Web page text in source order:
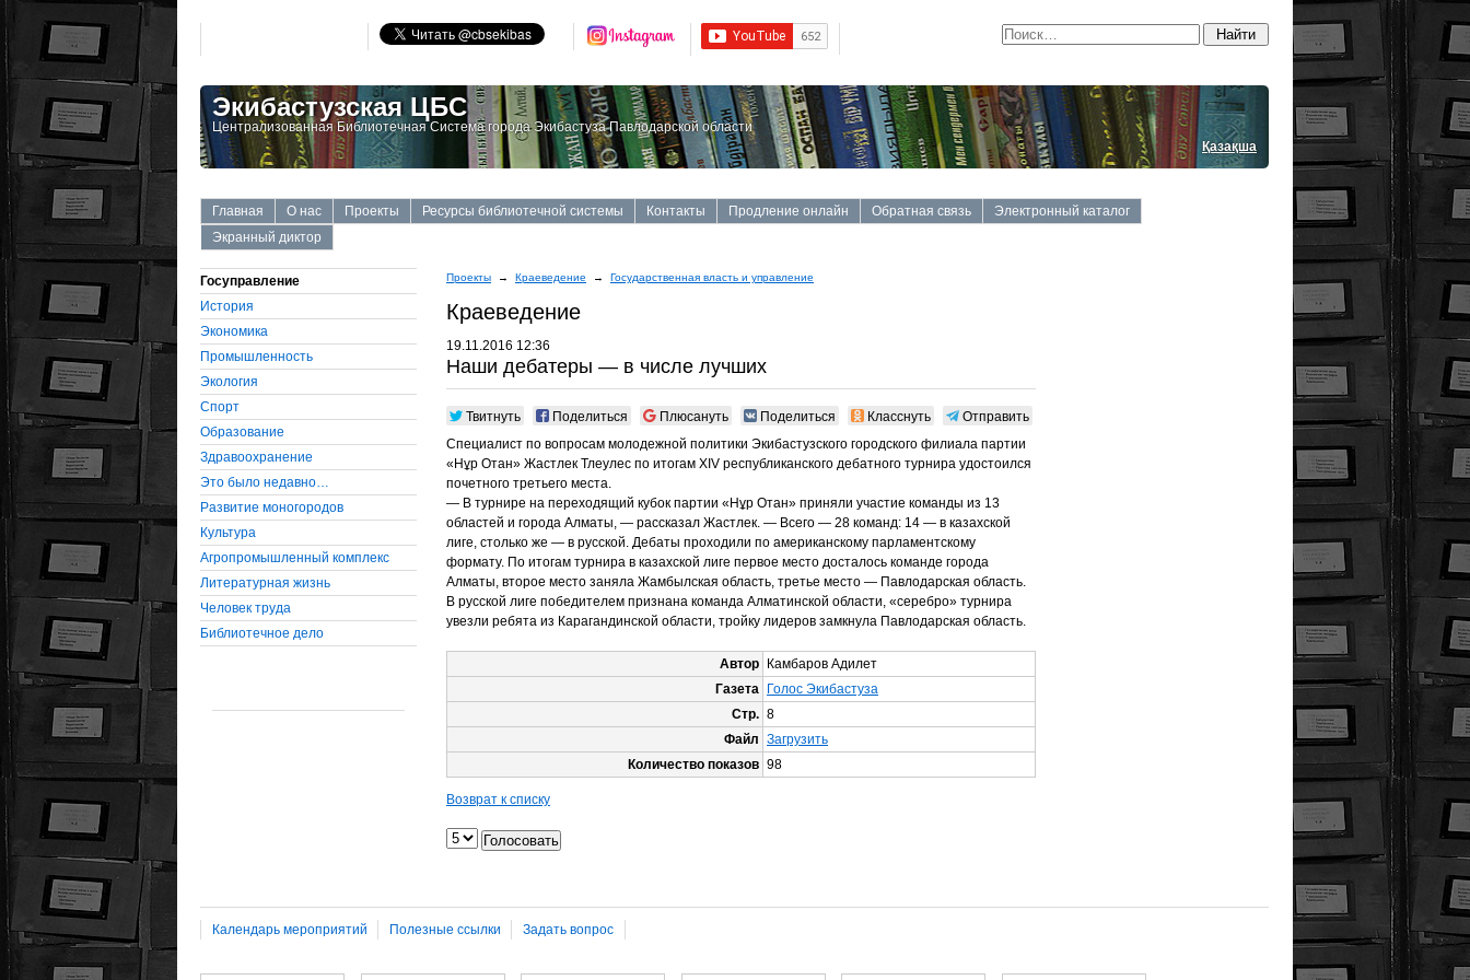
Экибастузская ЦБС
Централизованная Библиотечная Система города Экибастуза Павлодарской области
Қазақша
Главная О нас Проекты Ресурсы библиотечной системы Контакты Продление онлайн Обратная связь
Электронный каталог
Экранный диктор
Госуправление
История
Экономика
Промышленность
Экология
Cпорт
Образование
Здравоохранение
Это было недавно…
Развитие моногородов
Культура
Агропромышленный комплекс
Литературная жизнь
Человек труда
Библиотечное дело
Проекты → Краеведение → Государственная власть и управление
Краеведение
19.11.2016 12:36
Наши дебатеры — в числе лучших
Твитнуть Поделиться Плюсануть Поделиться Класснуть Отправить
Специалист по вопросам молодежной политики Экибастузского городского филиала партии
«Нұр Отан» Жастлек Тлеулес по итогам XIV республиканского дебатного турнира удостоился
почетного третьего места.
— В турнире на переходящий кубок партии «Нұр Отан» приняли участие команды из 13
областей и города Алматы, — рассказал Жастлек. — Всего — 28 команд: 14 — в казахской
лиге, столько же — в русской. Дебаты проходили по американскому парламентскому
формату. По итогам турнира в казахской лиге первое место досталось команде города
Алматы, второе место заняла Жамбылская область, третье место — Павлодарская область.
В русской лиге победителем признана команда Алматинской области, «серебро» турнира
увезли ребята из Карагандинской области, тройку лидеров замкнула Павлодарская область.
Автор
Камбаров Адилет
Газета
Голос Экибастуза
Стр. 8
Файл Загрузить
Количество показов 98
Возврат к списку
Календарь мероприятий Полезные ссылки Задать вопрос